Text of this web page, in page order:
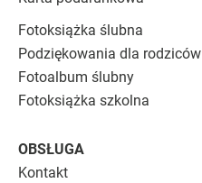
Fotoksiążka ślubna
Podziękowania dla rodziców
Fotoalbum ślubny
Fotoksiążka szkolna
OBSŁUGA
Kontakt